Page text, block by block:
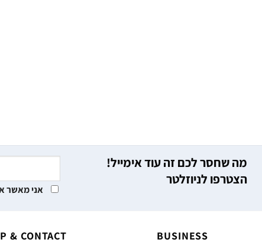
מה שחסר לכם זה עוד אימייל!
הצטרפו לניוזלטר
אני מאשר
BUSINESS
& CONTACT